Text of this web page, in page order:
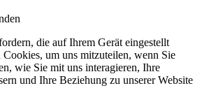
die auf Ihrem Gerät eingestellt
um uns mitzuteilen, wenn Sie
wie Sie mit uns interagieren, Ihre
und Ihre Beziehung zu unserer Website